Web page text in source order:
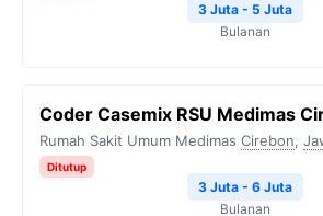
3 Juta - 5 Juta
Bulanan
Coder Casemix RSU Medimas
Rumah Sakit Umum Medimas Cirebon,
Ditutup
3 Juta - 6 Juta
Bulanan